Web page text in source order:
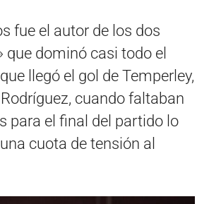
fue el autor de los dos
que dominó casi todo el
llegó el gol de Temperley,
cuando faltaban
para el final del partido lo
cuota de tensión al